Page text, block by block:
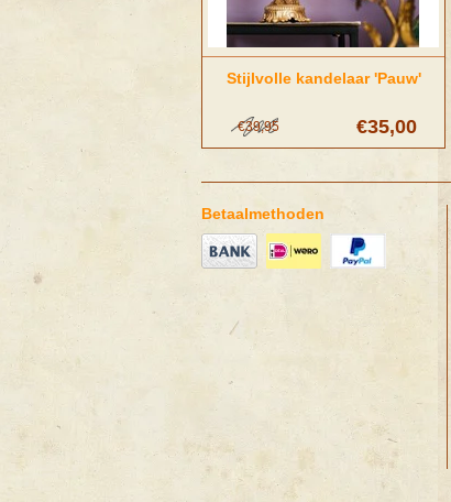
Stijlvolle kandelaar 'Pauw'
€35,00
€39,95
Betaalmethoden